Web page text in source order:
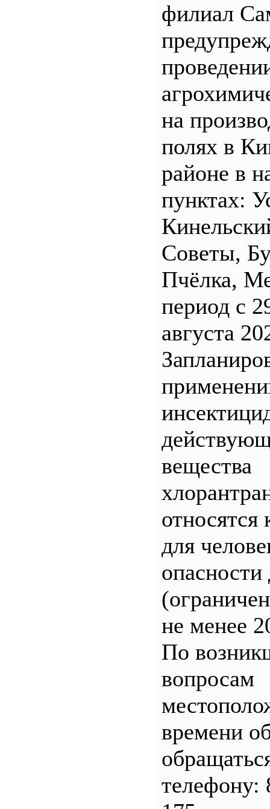
филиал
на
полях в
районе в
пунктах:
Советы,
Пчёлка,
период с
августа
вещества
относятся
для
опасности
не менее
По
вопросам
времени
телефону: